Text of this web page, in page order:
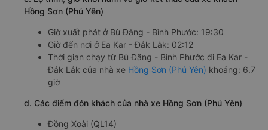
Hồng Sơn (Phú Yên)
Giờ xuất phát ở Bù Đăng - Bình Phước: 19:30
Giờ đến nơi ở Ea Kar - Đắk Lắk: 02:12
Thời gian chạy từ Bù Đăng - Bình Phước đi Ea Kar -
Đắk Lắk của nhà xe Hồng Sơn (Phú Yên) khoảng: 6.7
giờ
d. Các điểm đón khách của nhà xe Hồng Sơn (Phú Yên)
Đồng Xoài (QL14)